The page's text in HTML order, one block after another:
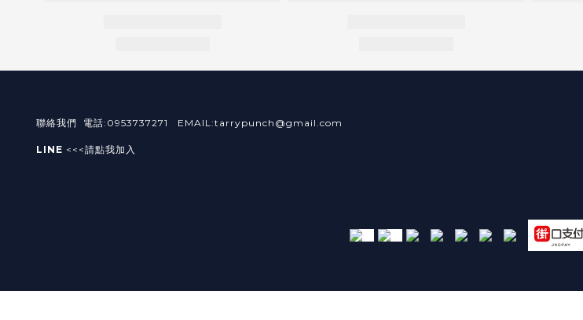
聯絡我們 電話:0953737271 EMAIL:tarrypunch@gmail.com
LINE <<<請點我加入